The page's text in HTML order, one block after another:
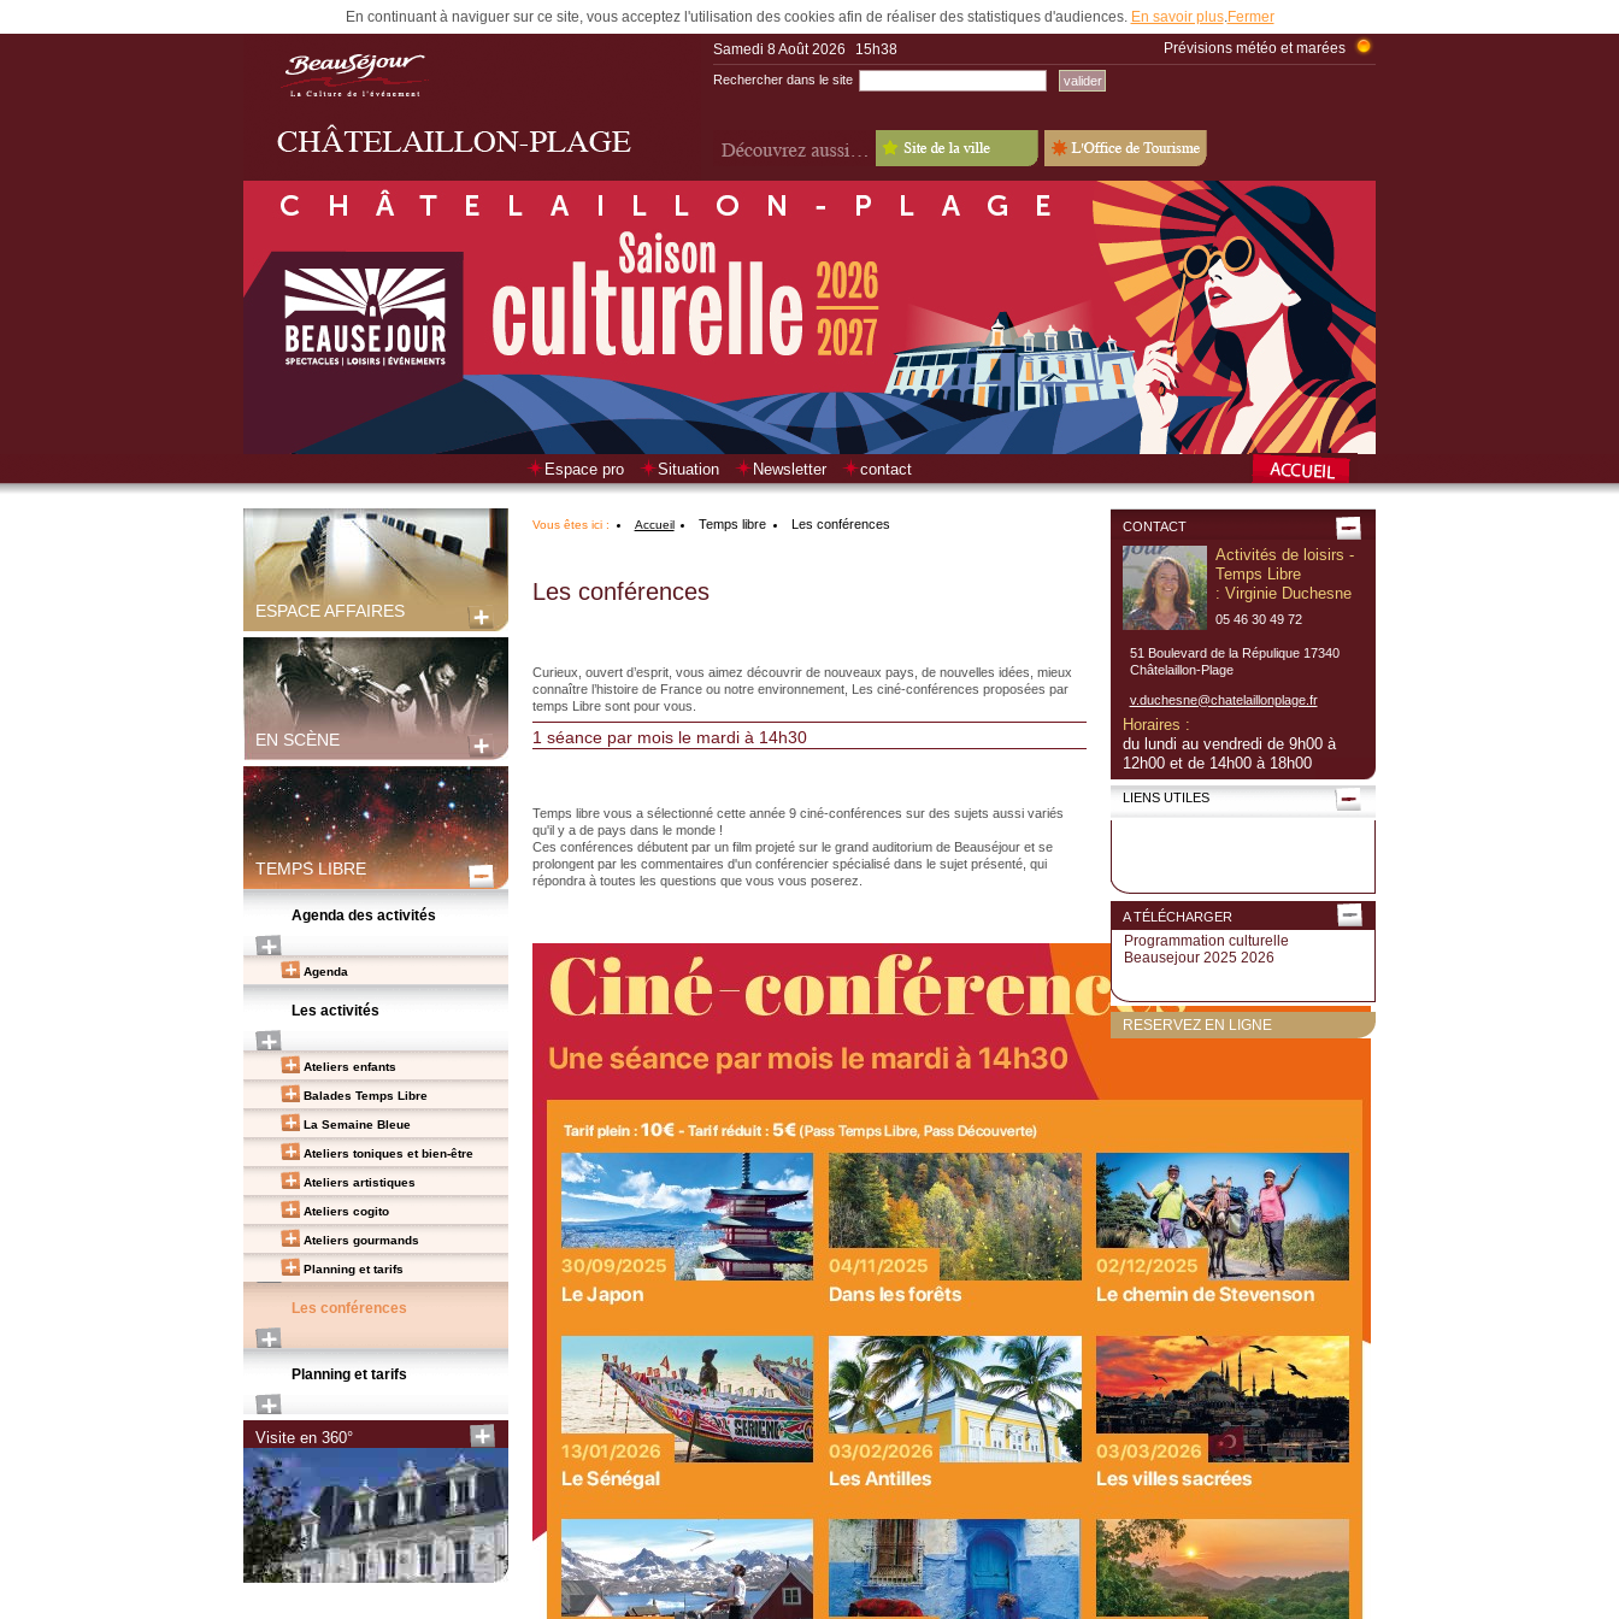
En continuant à naviguer sur ce site, vous acceptez l'utilisation des cookies afin de réaliser des statistiques d'audiences. En savoir plus. Fermer
Samedi 8 Août 2026
15h38 Prévisions météo et marées
Rechercher dans le site
Espace pro Situation Newsletter contact
ESPACE AFFAIRES
EN SCÈNE
TEMPS LIBRE
Agenda des activités
Agenda
Les activités
Ateliers enfants
Balades Temps Libre
La Semaine Bleue
Ateliers toniques et bien-être
Ateliers artistiques
Ateliers cogito
Ateliers gourmands
Planning et tarifs
Les conférences
Planning et tarifs
Visite en 360°
Vous êtes ici : Accueil Temps libre Les conférences
Les conférences
Curieux, ouvert d’esprit, vous aimez découvrir de nouveaux pays, de nouvelles idées, mieux
connaître l’histoire de France ou notre environnement, Les ciné-conférences proposées par
temps Libre sont pour vous.
1 séance par mois le mardi à 14h30
Temps libre vous a sélectionné cette année 9 ciné-conférences sur des sujets aussi variés
qu'il y a de pays dans le monde !
Ces conférences débutent par un film projeté sur le grand auditorium de Beauséjour et se
prolongent par les commentaires d'un conférencier spécialisé dans le sujet présenté, qui
répondra à toutes les questions que vous vous poserez.
CONTACT
Activités de loisirs -
Temps Libre
: Virginie Duchesne
05 46 30 49 72
51 Boulevard de la Répulique 17340
Châtelaillon-Plage
v.duchesne@chatelaillonplage.fr
Horaires :
du lundi au vendredi de 9h00 à
12h00 et de 14h00 à 18h00
LIENS UTILES
A TÉLÉCHARGER
Programmation culturelle
Beausejour 2025 2026
RESERVEZ EN LIGNE